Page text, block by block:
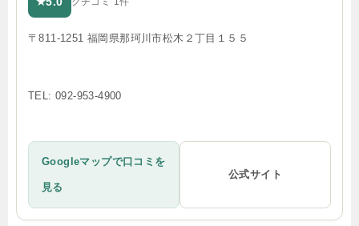
〒811-1251 福岡県那珂川市松木２丁目１５５
TEL: 092-953-4900
Googleマップで口コミを
見る
公式サイト